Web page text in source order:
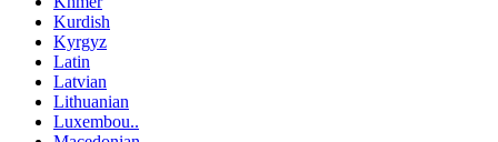
Kurdish
Kyrgyz
Latin
Latvian
Lithuanian
Luxembou..